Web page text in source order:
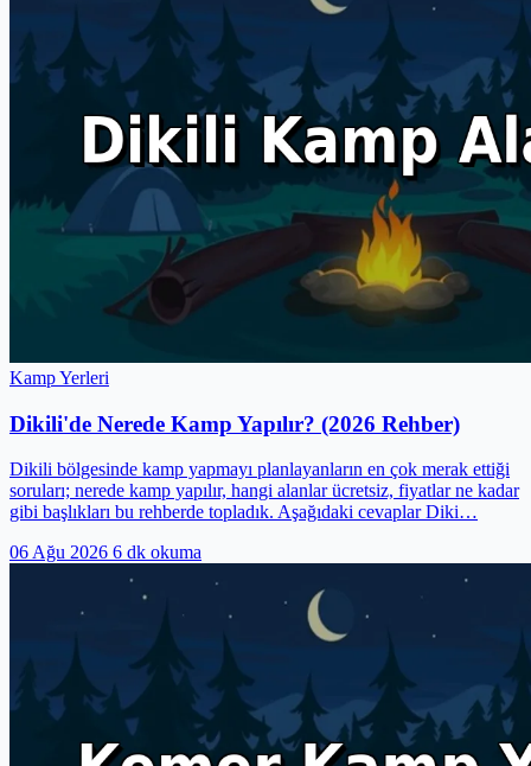
Kamp Yerleri
Dikili'de Nerede Kamp Yapılır? (2026 Rehber)
Dikili bölgesinde kamp yapmayı planlayanların en çok merak ettiği
soruları; nerede kamp yapılır, hangi alanlar ücretsiz, fiyatlar ne kadar
gibi başlıkları bu rehberde topladık. Aşağıdaki cevaplar Diki…
06 Ağu 2026 6 dk okuma